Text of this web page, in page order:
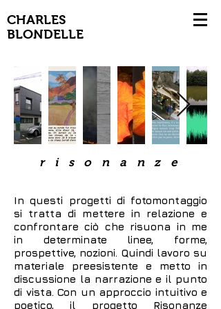
CHARLES
BLONDELLE
risonanze
In questi progetti di fotomontaggio
si tratta di mettere in relazione e
confrontare ciò che risuona in me
in determinate linee, forme,
prospettive, nozioni. Quindi lavoro su
materiale preesistente e metto in
discussione la narrazione e il punto
di vista. Con un approccio intuitivo e
poetico, il progetto Risonanze